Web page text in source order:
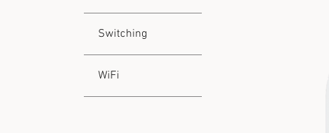
Switching
WiFi